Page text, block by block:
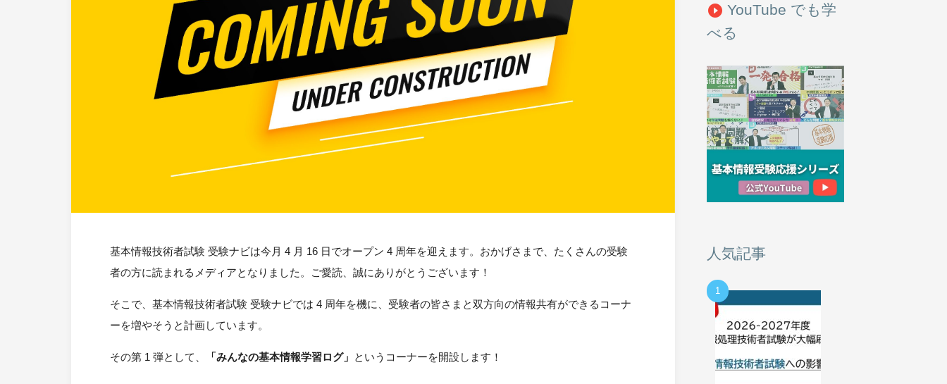
基本情報技術者試験 受験ナビは今月 4 月 16 日でオープン 4 周年を迎えます。おかげさまで、たくさんの受験
者の方に読まれるメディアとなりました。ご愛読、誠にありがとうございます！
そこで、基本情報技術者試験 受験ナビでは 4 周年を機に、受験者の皆さまと双方向の情報共有ができるコーナ
ーを増やそうと計画しています。
その第 1 弾として、 「みんなの基本情報学習ログ」 というコーナーを開設します！
play_circle_filled YouTube でも学
べる
人気記事
1